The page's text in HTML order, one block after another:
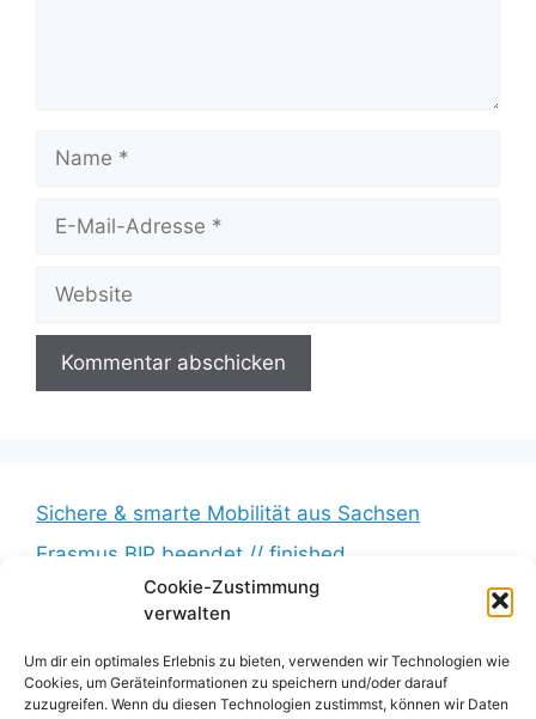
Cookie-Zustimmung
verwalten
Um dir ein optimales Erlebnis zu bieten, verwenden wir Technologien wie
Cookies, um Geräteinformationen zu speichern und/oder darauf
zuzugreifen. Wenn du diesen Technologien zustimmst, können wir Daten
Name
Website
Sichere & smarte Mobilität aus Sachsen
Erasmus BIP beendet // finished
Messkampagne erfolgreich beendet //
Measurement campaign successfully completed
BumbleB – Großer Andrang // Huge turnout
Zwischenbericht veröffentlicht // Interim report